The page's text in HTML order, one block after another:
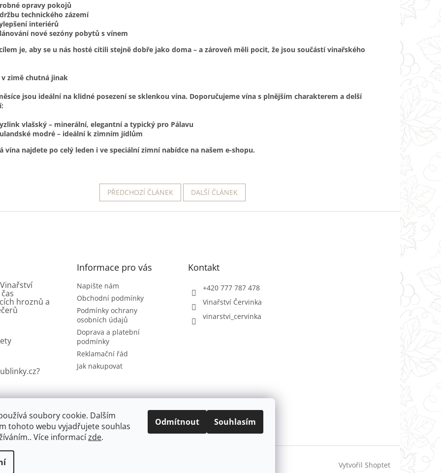
soubory cookie. Dalším
tohoto webu vyjadřujete souhlas
Více informacízde.
Odmítnout Souhlasím
opravy pokojů
technického zázemí
interiérů
nové sezóny pobytů s vínem
je, aby se u nás hosté cítili stejně dobře jako doma – a zároveň měli pocit, že jsou součástí vinařského
v zimě chutná jinak
jsou ideální na klidné posezení se sklenkou vína. Doporučujeme vína s plnějším charakterem a delší
vlašský – minerální, elegantní a typický pro Pálavu
modré – ideální k zimním jídlům
vína najdete po celý leden i ve speciální zimní nabídce na našem e-shopu.
PŘEDCHOZÍ ČLÁNEK DALŠÍ ČLÁNEK
hroznů a
Informace pro vás
Napište nám
Obchodní podmínky
Podmínky ochrany
osobních údajů
Doprava a platební
podmínky
Reklamační řád
Jak nakupovat
Kontakt
+420 777 787 478
Vinařství Červinka
vinarstvi_cervinka
Vinařství Červinka Vinotéka Červinka Penzion Čeriva
Vytvořil Shoptet
vyhrazena.